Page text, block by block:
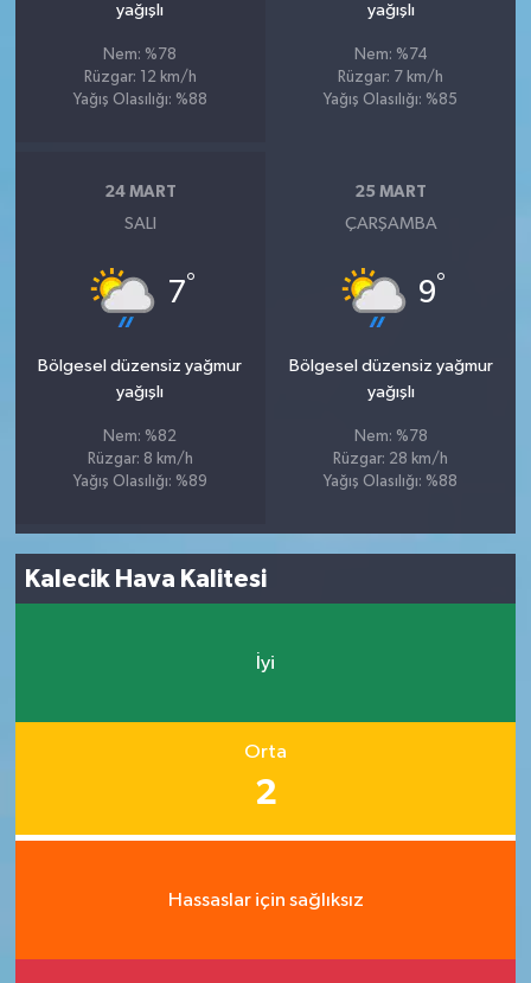
yağışlı
Nem: %78
Rüzgar: 12 km/h
Yağış Olasılığı: %88
yağışlı
Nem: %74
Rüzgar: 7 km/h
Yağış Olasılığı: %85
24 MART
SALI
7°
Bölgesel düzensiz yağmur
yağışlı
Nem: %82
Rüzgar: 8 km/h
Yağış Olasılığı: %89
25 MART
ÇARŞAMBA
9°
Bölgesel düzensiz yağmur
yağışlı
Nem: %78
Rüzgar: 28 km/h
Yağış Olasılığı: %88
Kalecik Hava Kalitesi
İyi
Orta
2
Hassaslar için sağlıksız